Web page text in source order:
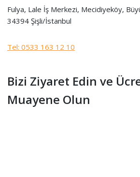
Fulya, Lale İş Merkezi, Mecidiyeköy,
34394 Şişli/İstanbul
Tel: 0533 163 12 10
Bizi Ziyaret Edin ve
Muayene Olun